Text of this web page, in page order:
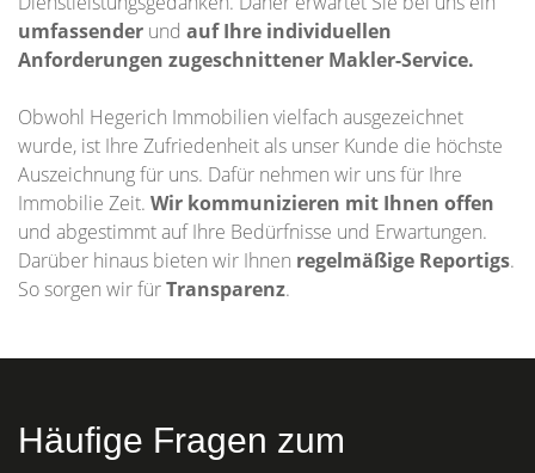
umfassender und auf Ihre individuellen
Anforderungen zugeschnittener Makler-Service.
Obwohl Hegerich Immobilien vielfach ausgezeichnet
wurde, ist Ihre Zufriedenheit als unser Kunde die höchste
Auszeichnung für uns. Dafür nehmen wir uns für Ihre
Immobilie Zeit. Wir kommunizieren mit Ihnen offen
und abgestimmt auf Ihre Bedürfnisse und Erwartungen.
Darüber hinaus bieten wir Ihnen regelmäßige Reportigs.
So sorgen wir fürTransparenz.
Häufige Fragen zum